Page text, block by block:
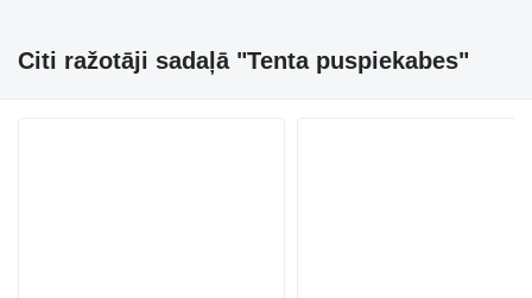
Citi ražotāji sadaļā "Tenta puspiekabes"